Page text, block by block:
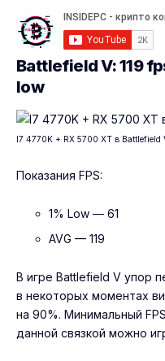
Battlefield V: 119
low
I7 4770K + RX 5700 XT в Battlefield
Показания FPS:
1% Low — 61
AVG — 119
В игре Battlefield V упор
в некоторых моментах
на 90%. Минимальный
данной связкой можно